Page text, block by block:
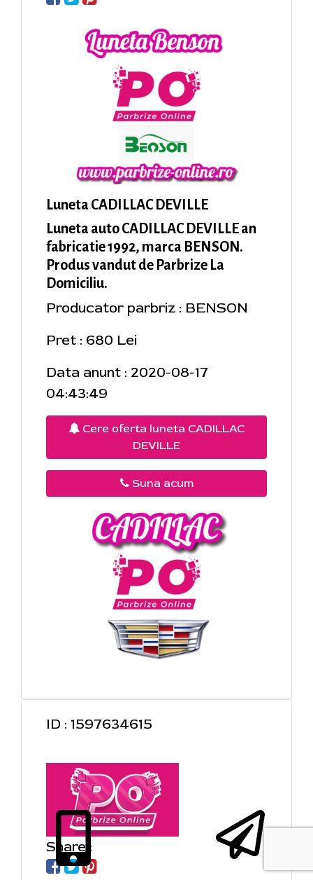
Luneta CADILLAC DEVILLE
Luneta auto CADILLAC DEVILLE an
fabricatie 1992, marca BENSON.
Produs vandut de Parbrize La
Domiciliu.
Producator parbriz : BENSON
Pret : 680 Lei
Data anunt : 2020-08-17
04:43:49
Cere oferta luneta CADILLAC
DEVILLE
Suna acum
ID : 1597634615
Share :